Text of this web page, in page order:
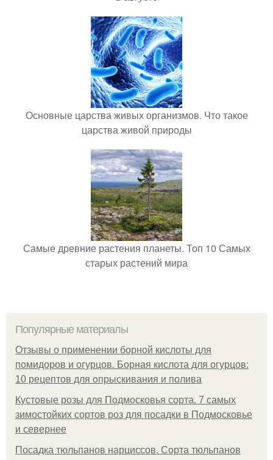
Основные царства живых организмов. Что такое
царства живой природы
Самые древние растения планеты. Топ 10 Самых
старых растений мира
Популярные материалы
Отзывы о применении борной кислоты для
помидоров и огурцов. Борная кислота для огурцов:
10 рецептов для опрыскивания и полива
Кустовые розы для Подмосковья сорта. 7 самых
зимостойких сортов роз для посадки в Подмосковье
и севернее
Посадка тюльпанов нарциссов. Сорта тюльпанов